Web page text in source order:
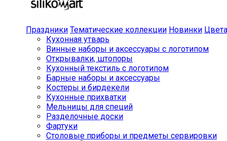
Праздники Тематические коллекции Новинки Цвета
Кухонная утварь
Винные наборы и аксессуары с логотипом
Открывалки, штопоры
Кухонный текстиль с логотипом
Барные наборы и аксессуары
Костеры и бирдекели
Кухонные прихватки
Мельницы для специй
Разделочные доски
Фартуки
Столовые приборы и предметы сервировки